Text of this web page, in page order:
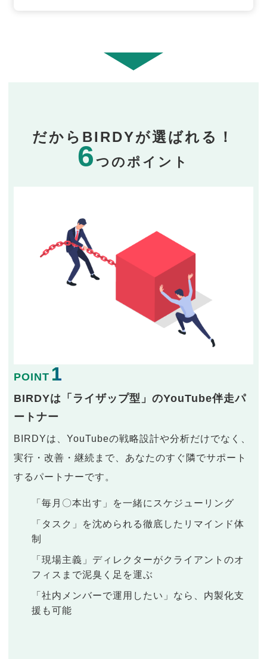
だからBIRDYが選ばれる！
6つのポイント
POINT 1
BIRDYは「ライザップ型」のYouTube伴走パ
ートナー
BIRDYは、YouTubeの戦略設計や分析だけでなく、
実行・改善・継続まで、あなたのすぐ隣でサポート
するパートナーです。
「毎月〇本出す」を一緒にスケジューリング
「タスク」を沈められる徹底したリマインド体
制
「現場主義」ディレクターがクライアントのオ
フィスまで泥臭く足を運ぶ
「社内メンバーで運用したい」なら、内製化支
援も可能